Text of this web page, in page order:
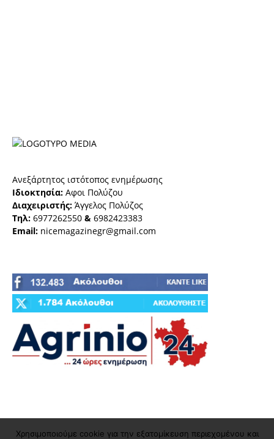
Ανεξάρτητος ιστότοπος ενημέρωσης
Ιδιοκτησία: Αφοι Πολύζου
Διαχειριστής: Άγγελος Πολύζος
Τηλ: 6977262550 & 6982423383
Email: nicemagazinegr@gmail.com
Χρησιμοποιούμε cookie για την εξατομίκευση περιεχομένου και